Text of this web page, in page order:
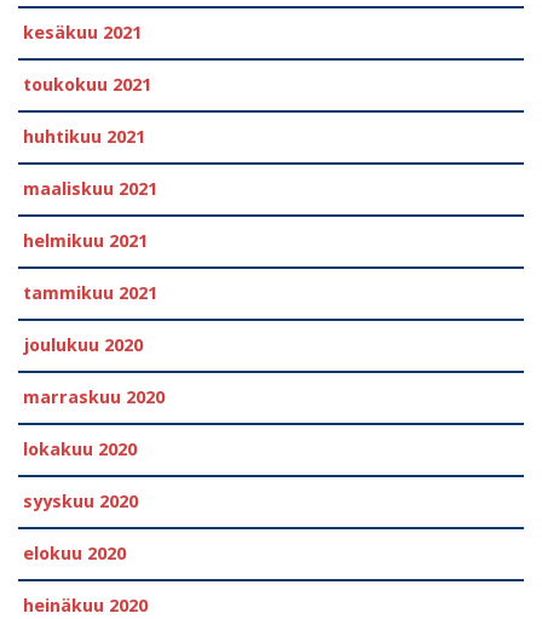
kesäkuu 2021
toukokuu 2021
huhtikuu 2021
maaliskuu 2021
helmikuu 2021
tammikuu 2021
joulukuu 2020
marraskuu 2020
lokakuu 2020
syyskuu 2020
elokuu 2020
heinäkuu 2020